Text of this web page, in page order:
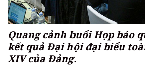
Quang cảnh buổi Họp báo
kết quả Đại hội đại biểu
XIV của Đảng.